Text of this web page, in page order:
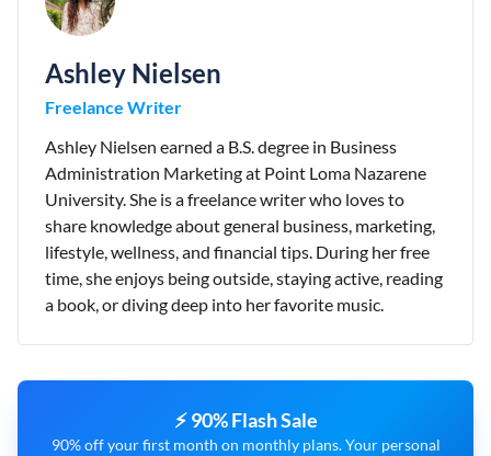
Ashley Nielsen
Freelance Writer
Ashley Nielsen earned a B.S. degree in Business
Administration Marketing at Point Loma Nazarene
University. She is a freelance writer who loves to
share knowledge about general business, marketing,
lifestyle, wellness, and financial tips. During her free
time, she enjoys being outside, staying active, reading
a book, or diving deep into her favorite music.
⚡ 90% Flash Sale
90% off your first month on monthly plans. Your personal